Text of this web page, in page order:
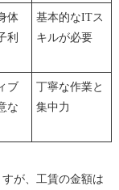
体
利
基本的なITス
キルが必要
ブ
な
丁寧な作業と
集中力
が、工賃の金額は